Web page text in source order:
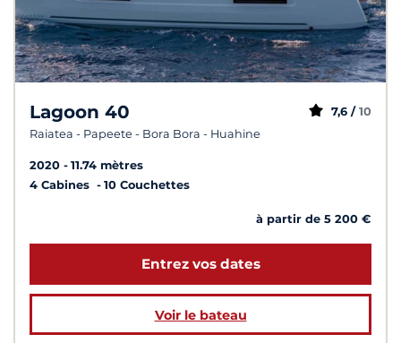
Lagoon 40
Raiatea - Papeete - Bora Bora - Huahine
7,6 / 10
2020
11.74 mètres
4 Cabines
10 Couchettes
à partir de 5 200 €
Entrez vos dates
Voir le bateau